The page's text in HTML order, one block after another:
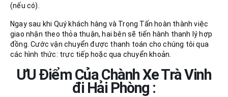
(nếu có).
Ngay sau khi Quý khách hàng và Trọng Tấn hoàn thành việc
giao nhận theo thỏa thuận, hai bên sẽ tiến hành thanh lý hợp
đồng. Cước vận chuyển được thanh toán cho chúng tôi qua
các hình thức: trực tiếp hoặc qua chuyển khoản.
ƯU Điểm Của Chành Xe Trà Vinh
đi Hải Phòng :